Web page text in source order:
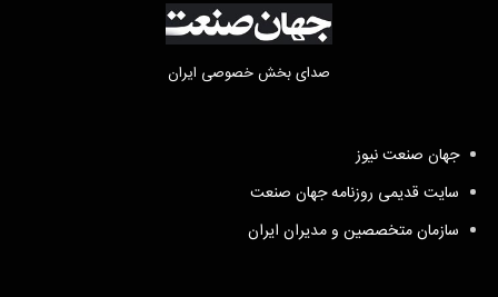
صدای بخش خصوصی ایران
جهان صنعت نیوز
سایت قدیمی روزنامه جهان صنعت
سازمان متخصصین و مدیران ایران